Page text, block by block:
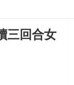
三回合女